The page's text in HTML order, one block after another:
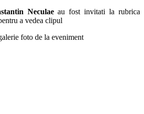
Neculaeau fost invitati la rubrica
a vedea clipul
foto de la eveniment